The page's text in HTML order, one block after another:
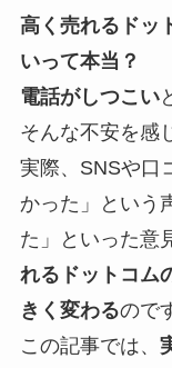
高く売れるドッ
いって本当？
電話がしつこい
そんな不安を感
実際、SNSや口
かった」という
た」といった意
れるドットコム
きく変わるので
この記事では、